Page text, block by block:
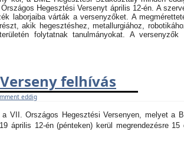
Hegesztési Versenyt április 12-én. A
laborjaiba várták a versenyzőket. A
akik hegesztéshez, metallurgiához,
folytatnak tanulmányokat. A versenyzők
felhívás
eddig
VII. Országos Hegesztési Versenyen, melyet a
április 12-én (pénteken) kerül megrendezésre 15